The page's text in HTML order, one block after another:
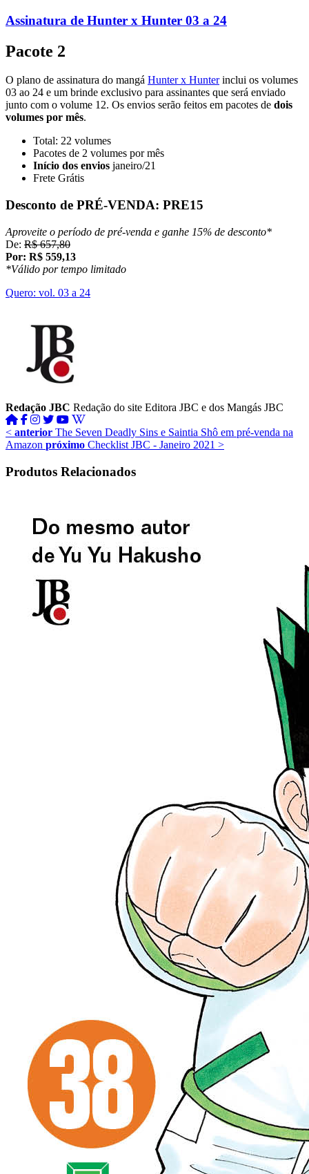
Assinatura de Hunter x Hunter 03 a 24
Pacote 2
O plano de assinatura do mangá Hunter x Hunterinclui os volumes
03 ao 24 e um brinde exclusivo para assinantes que será enviado
junto com o volume 12. Os envios serão feitos em pacotes de dois
volumes por mês.
Total: 22 volumes
Pacotes de 2 volumes por mês
Início dos envios janeiro/21
Frete Grátis
Desconto de PRÉ-VENDA: PRE15
Aproveite o período de pré-venda e ganhe 15% de desconto*
De: R$ 657,80
Por: R$ 559,13
*Válido por tempo limitado
Quero: vol. 03 a 24
Redação JBC Redação do site Editora JBC e dos Mangás JBC
< anterior The Seven Deadly Sins e Saintia Shô em pré-venda na
Amazon próximo Checklist JBC - Janeiro 2021 >
Produtos Relacionados